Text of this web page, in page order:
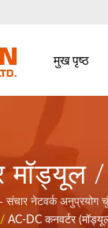
मुख पृष्ठ
मॉड्यूल
नेटवर्क अनुप्रयोग
/ AC-DC कनवर्टर